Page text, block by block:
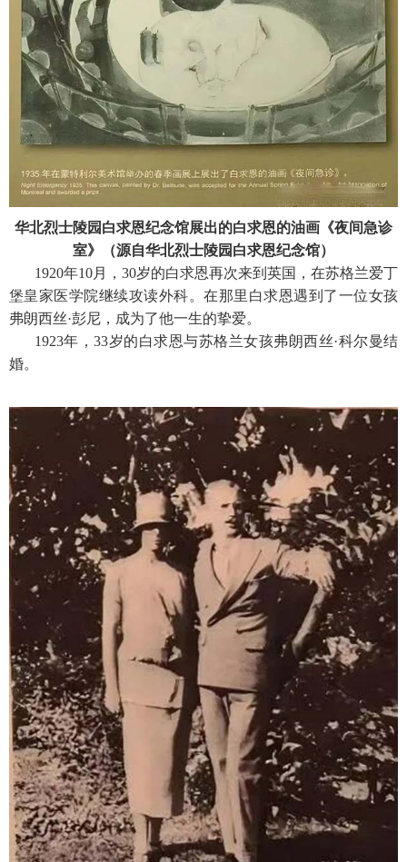
华北烈士陵园白求恩纪念馆展出的白求恩的油画《夜间急诊
室》（源自华北烈士陵园白求恩纪念馆）
1920年10月，30岁的白求恩再次来到英国，在苏格兰爱丁
堡皇家医学院继续攻读外科。在那里白求恩遇到了一位女孩
弗朗西丝·彭尼，成为了他一生的挚爱。
1923年，33岁的白求恩与苏格兰女孩弗朗西丝·科尔曼结
婚。